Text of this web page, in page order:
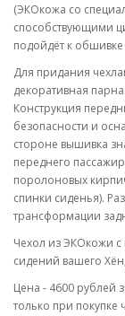
(ЭКОкожа со
способствующими
подойдёт к
Для придания
декоративная
Конструкция
безопасности и
стороне вышивка
переднего
поролоновых
спинки сиденья).
трансформации
Чехол из ЭКОкожи
сидений вашего
Цена - 4600 рублей
только при покупке